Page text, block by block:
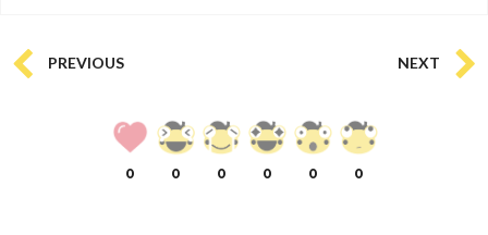
PREVIOUS NEXT
0 0 0 0 0 0